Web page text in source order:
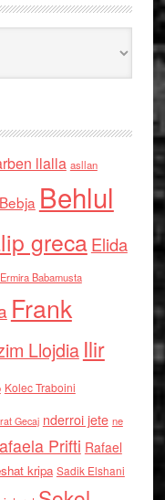
llalla asllan
Behlul
grecaElida
Ermira Babamusta
Frank
Llojdia Ilir
Kolec Traboini
Gecaj nderroi jete ne
Prifti Rafael
kripa Sadik Elshani